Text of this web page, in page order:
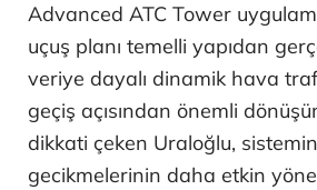
Advanced ATC Tower
uçuş planı temelli yapıdan
veriye dayalı dinamik hava
geçiş açısından önemli
dikkati çeken Uraloğlu,
gecikmelerinin daha etkin